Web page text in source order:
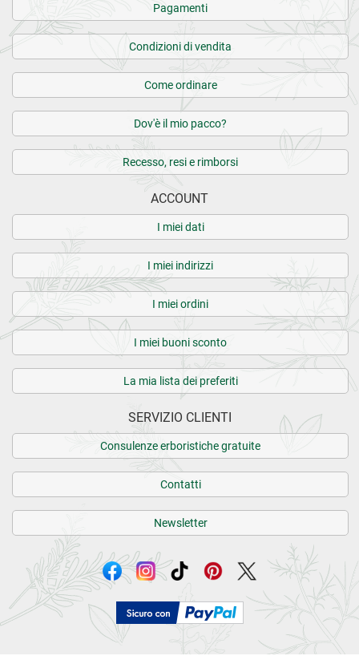
Pagamenti
Condizioni di vendita
Come ordinare
Dov'è il mio pacco?
Recesso, resi e rimborsi
ACCOUNT
I miei dati
I miei indirizzi
I miei ordini
I miei buoni sconto
La mia lista dei preferiti
SERVIZIO CLIENTI
Consulenze erboristiche gratuite
Contatti
Newsletter